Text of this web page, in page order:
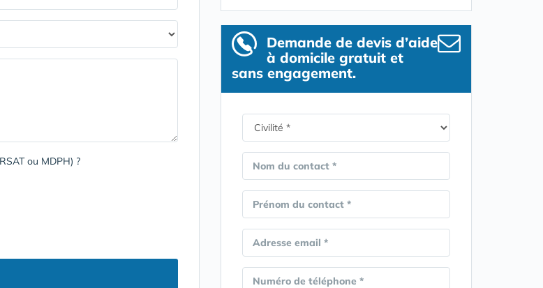
ou MDPH) ?
Demande de devis d’aide
à domicile gratuit et
sans engagement.
Nom du contact *
Prénom du contact *
Adresse email *
Numéro de téléphone *